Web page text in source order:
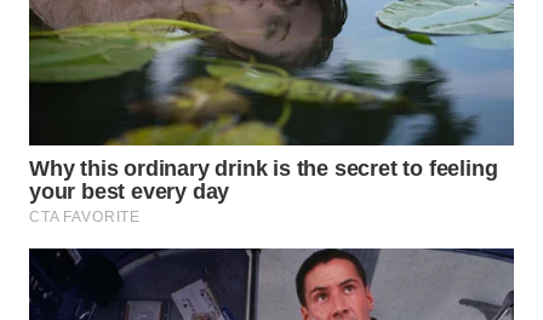
SUMEDANG
WN
WN
KEPULAUAN
SERIBU
TANGERANG